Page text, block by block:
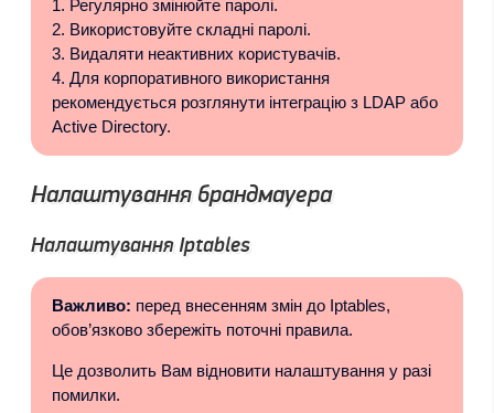
Регулярно змінюйте паролі.
Використовуйте складні паролі.
Видаляти неактивних користувачів.
Для корпоративного використання
рекомендується розглянути інтеграцію з LDAP або
Active Directory.
Налаштування брандмауера
Налаштування Iptables
Важливо: перед внесенням змін до Iptables,
обов’язково збережіть поточні правила.
Це дозволить Вам відновити налаштування у разі
помилки.